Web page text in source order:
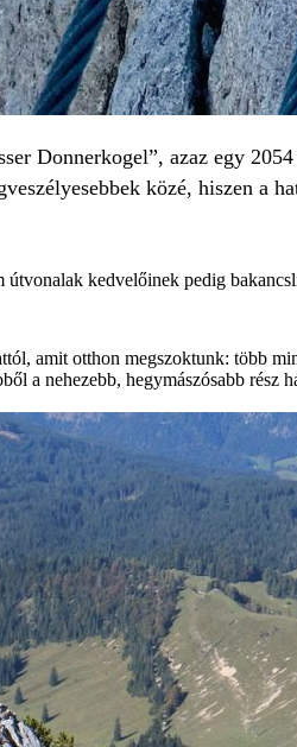
Donnerkogel”, azaz egy
közé, hiszen a
kedvelőinek pedig
amit otthon megszoktunk: több
a nehezebb, hegymászósabb rész